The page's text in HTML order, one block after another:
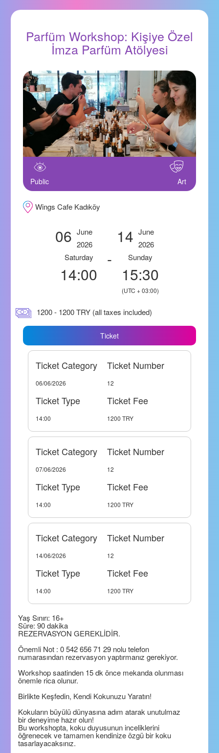
Parfüm Workshop: Kişiye Özel
İmza Parfüm Atölyesi
Public Art
Wings Cafe Kadıköy
06 June
2026
Saturday
14:00
-
14 June
2026
Sunday
15:30
(UTC + 03:00)
1200 - 1200 TRY (all taxes included)
Ticket
Ticket Category Ticket Number
06/06/2026 12
Ticket Type Ticket Fee
14:00 1200 TRY
Ticket Category Ticket Number
07/06/2026 12
Ticket Type Ticket Fee
14:00 1200 TRY
Ticket Category Ticket Number
14/06/2026 12
Ticket Type Ticket Fee
14:00 1200 TRY
Yaş Sınırı: 16+
Süre: 90 dakika
REZERVASYON GEREKLİDİR.
Önemli Not : 0 542 656 71 29 nolu telefon
numarasından rezervasyon yaptırmanız gerekiyor.
Workshop saatinden 15 dk önce mekanda olunması
önemle rica olunur.
Birlikte Keşfedin, Kendi Kokunuzu Yaratın!
Kokuların büyülü dünyasına adım atarak unutulmaz
bir deneyime hazır olun!
Bu workshopta, koku duyusunun inceliklerini
öğrenecek ve tamamen kendinize özgü bir koku
tasarlayacaksınız.